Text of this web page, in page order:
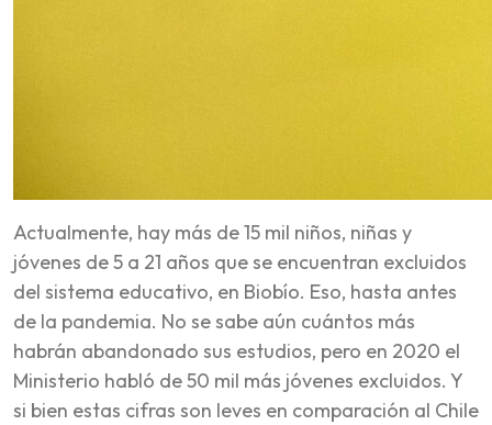
Actualmente, hay más de 15 mil niños, niñas y
jóvenes de 5 a 21 años que se encuentran excluidos
del sistema educativo, en Biobío. Eso, hasta antes
de la pandemia. No se sabe aún cuántos más
habrán abandonado sus estudios, pero en 2020 el
Ministerio habló de 50 mil más jóvenes excluidos. Y
si bien estas cifras son leves en comparación al Chile